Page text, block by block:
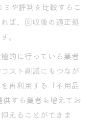
や評判を比較するこ
ば、回収後の適正処
。
的に行っている業者
スト削減にもつなが
再利用する「不用品
する業者も増えてお
えることができま